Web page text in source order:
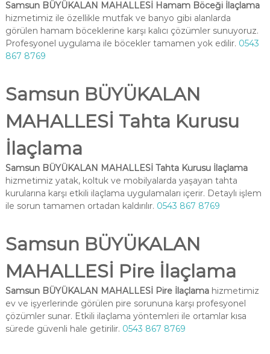
Samsun BÜYÜKALAN MAHALLESİ Hamam Böceği İlaçlama
hizmetimiz ile özellikle mutfak ve banyo gibi alanlarda
görülen hamam böceklerine karşı kalıcı çözümler sunuyoruz.
Profesyonel uygulama ile böcekler tamamen yok edilir. 0543
867 8769
Samsun BÜYÜKALAN
MAHALLESİ Tahta Kurusu
İlaçlama
Samsun BÜYÜKALAN MAHALLESİ Tahta Kurusu İlaçlama
hizmetimiz yatak, koltuk ve mobilyalarda yaşayan tahta
kurularına karşı etkili ilaçlama uygulamaları içerir. Detaylı işlem
ile sorun tamamen ortadan kaldırılır. 0543 867 8769
Samsun BÜYÜKALAN
MAHALLESİ Pire İlaçlama
Samsun BÜYÜKALAN MAHALLESİ Pire İlaçlamahizmetimiz
ev ve işyerlerinde görülen pire sorununa karşı profesyonel
çözümler sunar. Etkili ilaçlama yöntemleri ile ortamlar kısa
sürede güvenli hale getirilir. 0543 867 8769